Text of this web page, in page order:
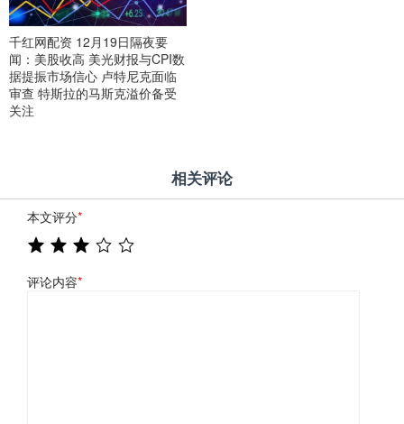
千红网配资 12月19日隔夜要
闻：美股收高 美光财报与CPI数
据提振市场信心 卢特尼克面临
审查 特斯拉的马斯克溢价备受
关注
相关评论
本文评分*
评论内容*